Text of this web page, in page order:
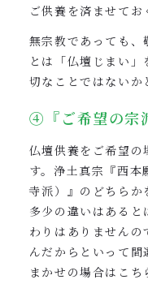
ご供養を済ませてお
無宗教であっても、
とは「仏壇じまい
切なことではないか
④『ご希望の宗
仏壇供養をご希望の
す。浄土真宗『西
寺派）』のどちらか
多少の違いはある
わりはありません
んだからといって
まかせの場合はこち